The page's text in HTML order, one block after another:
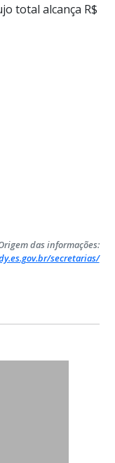
total alcança R$
das informações:
secretarias/